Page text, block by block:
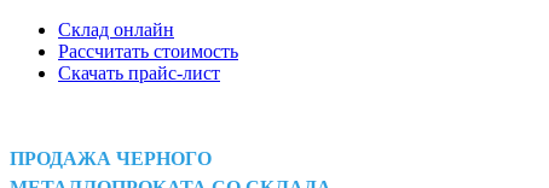
Склад онлайн
Рассчитать стоимость
Скачать прайс-лист
ПРОДАЖА ЧЕРНОГО